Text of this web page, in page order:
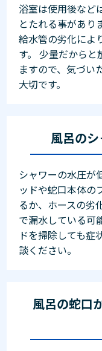
浴室は使用後など
とたれる事があり
給水管の劣化によ
す。 少量だから
ますので、気づい
大切です。
風呂の
シャワーの水圧が
ッドや蛇口本体の
るか、ホースの劣
で漏水している可
ドを掃除しても症
談ください。
風呂の蛇口